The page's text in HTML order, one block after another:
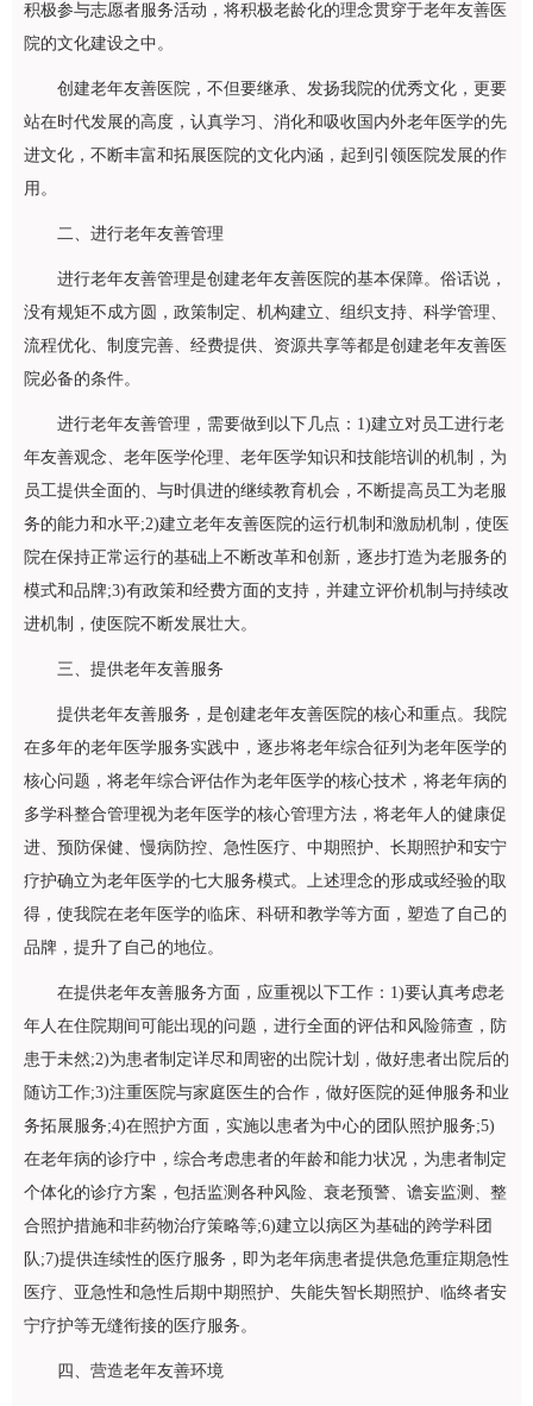
积极参与志愿者服务活动，将积极老龄化的理念贯穿于老年友善医
院的文化建设之中。
创建老年友善医院，不但要继承、发扬我院的优秀文化，更要
站在时代发展的高度，认真学习、消化和吸收国内外老年医学的先
进文化，不断丰富和拓展医院的文化内涵，起到引领医院发展的作
用。
二、进行老年友善管理
进行老年友善管理是创建老年友善医院的基本保障。俗话说，
没有规矩不成方圆，政策制定、机构建立、组织支持、科学管理、
流程优化、制度完善、经费提供、资源共享等都是创建老年友善医
院必备的条件。
进行老年友善管理，需要做到以下几点：1)建立对员工进行老
年友善观念、老年医学伦理、老年医学知识和技能培训的机制，为
员工提供全面的、与时俱进的继续教育机会，不断提高员工为老服
务的能力和水平;2)建立老年友善医院的运行机制和激励机制，使医
院在保持正常运行的基础上不断改革和创新，逐步打造为老服务的
模式和品牌;3)有政策和经费方面的支持，并建立评价机制与持续改
进机制，使医院不断发展壮大。
三、提供老年友善服务
提供老年友善服务，是创建老年友善医院的核心和重点。我院
在多年的老年医学服务实践中，逐步将老年综合征列为老年医学的
核心问题，将老年综合评估作为老年医学的核心技术，将老年病的
多学科整合管理视为老年医学的核心管理方法，将老年人的健康促
进、预防保健、慢病防控、急性医疗、中期照护、长期照护和安宁
疗护确立为老年医学的七大服务模式。上述理念的形成或经验的取
得，使我院在老年医学的临床、科研和教学等方面，塑造了自己的
品牌，提升了自己的地位。
在提供老年友善服务方面，应重视以下工作：1)要认真考虑老
年人在住院期间可能出现的问题，进行全面的评估和风险筛查，防
患于未然;2)为患者制定详尽和周密的出院计划，做好患者出院后的
随访工作;3)注重医院与家庭医生的合作，做好医院的延伸服务和业
务拓展服务;4)在照护方面，实施以患者为中心的团队照护服务;5)
在老年病的诊疗中，综合考虑患者的年龄和能力状况，为患者制定
个体化的诊疗方案，包括监测各种风险、衰老预警、谵妄监测、整
合照护措施和非药物治疗策略等;6)建立以病区为基础的跨学科团
队;7)提供连续性的医疗服务，即为老年病患者提供急危重症期急性
医疗、亚急性和急性后期中期照护、失能失智长期照护、临终者安
宁疗护等无缝衔接的医疗服务。
四、营造老年友善环境